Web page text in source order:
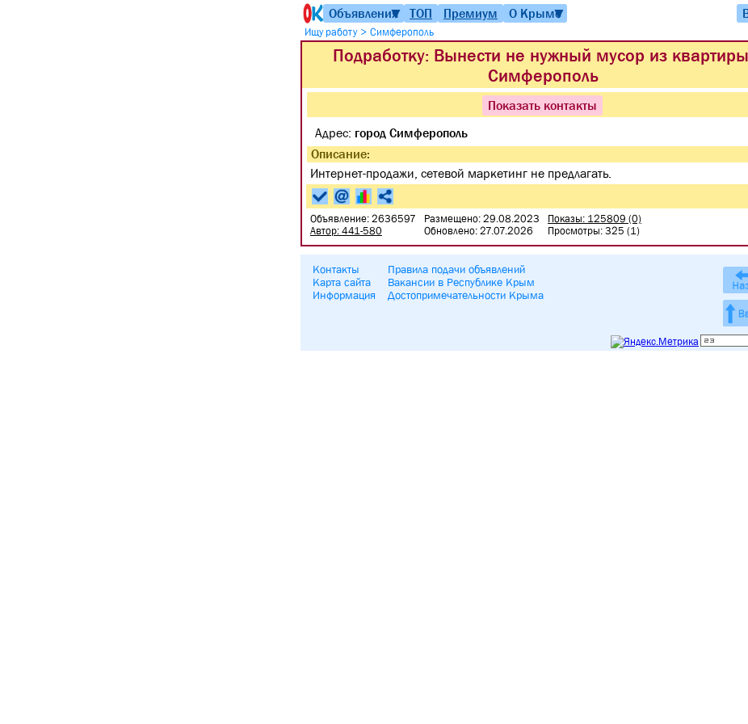
Объявления
▼ ТОП Премиум О Крыме
▼
Ищу работу> Симферополь
Подработку: Вынести не нужный мусор из
Симферополь
Показать контакты
Адрес: город Симферополь
Описание:
Интернет-продажи, сетевой маркетинг не предлагать.
Объявление: 2636597
Автор: 441-580
Размещено: 29.08.2023
Обновлено: 27.07.2026
Показы: 125809 (0)
Просмотры: 325 (1)
Контакты
Карта сайта
Информация
Правила подачи объявлений
Вакансии в Республике Крым
Достопримечательности Крыма